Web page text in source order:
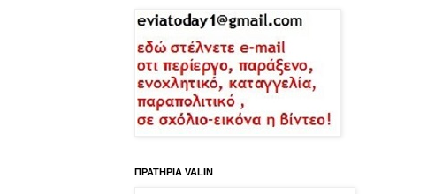
ΠΡΑΤΗΡΙΑ VALIN